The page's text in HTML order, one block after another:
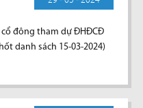
cổ đông tham dự ĐHĐCĐ
danh sách 15-03-2024)